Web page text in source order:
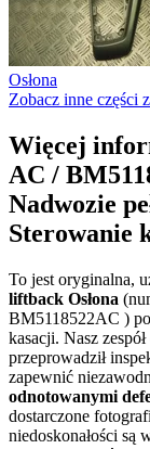
Osłona
Zobacz inne części
Więcej
AC /
Nadwozie
Sterowanie
To jest oryginalna,
liftback Osłona
BM5118522AC )
kasacji. Nasz
przeprowadził
zapewnić
odnotowanymi
dostarczone
niedoskonałości są